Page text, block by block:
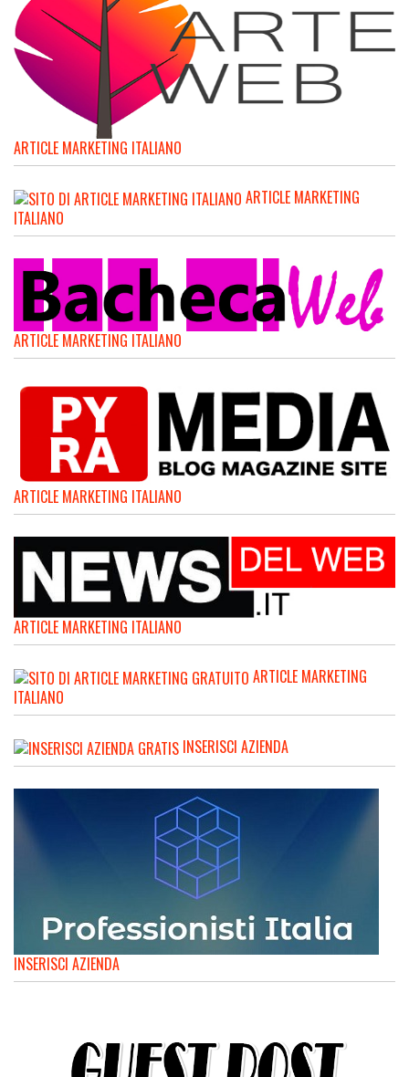
ARTICLE MARKETING ITALIANO
ARTICLE MARKETING
ITALIANO
ARTICLE MARKETING ITALIANO
ARTICLE MARKETING ITALIANO
ARTICLE MARKETING ITALIANO
ARTICLE MARKETING
ITALIANO
INSERISCI AZIENDA
INSERISCI AZIENDA